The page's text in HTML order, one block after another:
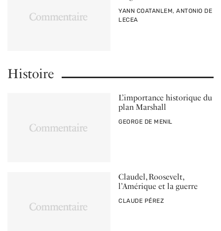
PAR
YANN COATANLEM, ANTONIO DE
LECEA
Histoire
L’importance historique du
plan Marshall
PAR
GEORGE DE MENIL
Claudel, Roosevelt,
l’Amérique et la guerre
PAR
CLAUDE PÉREZ